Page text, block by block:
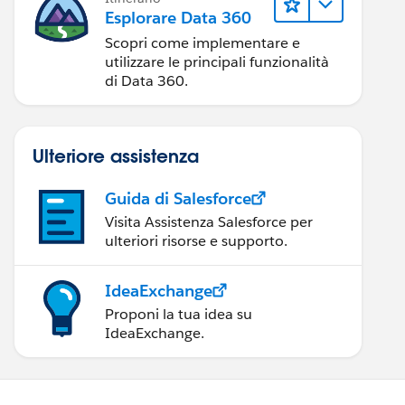
Esplorare Data 360
Scopri come implementare e
utilizzare le principali funzionalità
di Data 360.
Ulteriore assistenza
Guida di Salesforce
Visita Assistenza Salesforce per
ulteriori risorse e supporto.
IdeaExchange
Proponi la tua idea su
IdeaExchange.